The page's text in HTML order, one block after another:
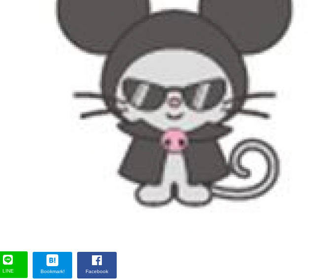
LINE Bookmark! Facebook